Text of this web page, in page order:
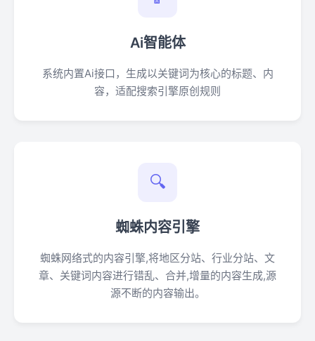
Ai智能体
系统内置Ai接口，生成以关键词为核心的标题、内
容，适配搜索引擎原创规则
🔍
蜘蛛内容引擎
蜘蛛网络式的内容引擎,将地区分站、行业分站、文
章、关键词内容进行错乱、合并,增量的内容生成,源
源不断的内容输出。